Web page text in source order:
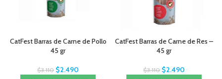
CatFest Barras de Carne de Pollo
45 gr
$3.110 $2.490
CatFest Barras de Carne de Res –
45 gr
$3.110 $2.490